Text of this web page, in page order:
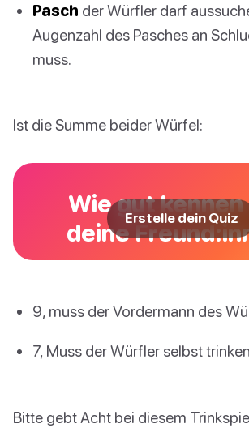
Pasch der Würfler darf
Augenzahl des Pasches an
muss.
Ist die Summe beider Würfel:
Wie gut kennen
deineErstelle dein Quiz
9, muss der Vordermann des
7, Muss der Würfler selbst trinken
Bitte gebt Acht bei diesem